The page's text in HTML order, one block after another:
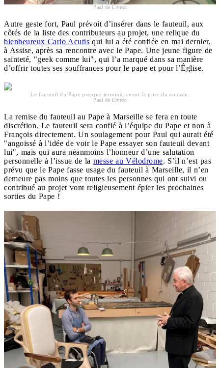
Paul de Livron
Autre geste fort, Paul prévoit d’insérer dans le fauteuil, aux
côtés de la liste des contributeurs au projet, une relique du
bienheureux Carlo Acutis qui lui a été confiée en mai dernier,
à Assise, après sa rencontre avec le Pape. Une jeune figure de
sainteté, "geek comme lui", qui l’a marqué dans sa manière
d’offrir toutes ses souffrances pour le pape et pour l’Église.
Le fauteuil du Pape presque terminé, avant la pose du coussin.
Paul de Livron
La remise du fauteuil au Pape à Marseille se fera en toute
discrétion. Le fauteuil sera confié à l’équipe du Pape et non à
François directement. Un soulagement pour Paul qui aurait été
"angoissé à l’idée de voir le Pape essayer son fauteuil devant
lui", mais qui aura néanmoins l’honneur d’une salutation
personnelle à l’issue de la messe au Vélodrome. S’il n’est pas
prévu que le Pape fasse usage du fauteuil à Marseille, il n’en
demeure pas moins que toutes les personnes qui ont suivi ou
contribué au projet vont religieusement épier les prochaines
sorties du Pape !